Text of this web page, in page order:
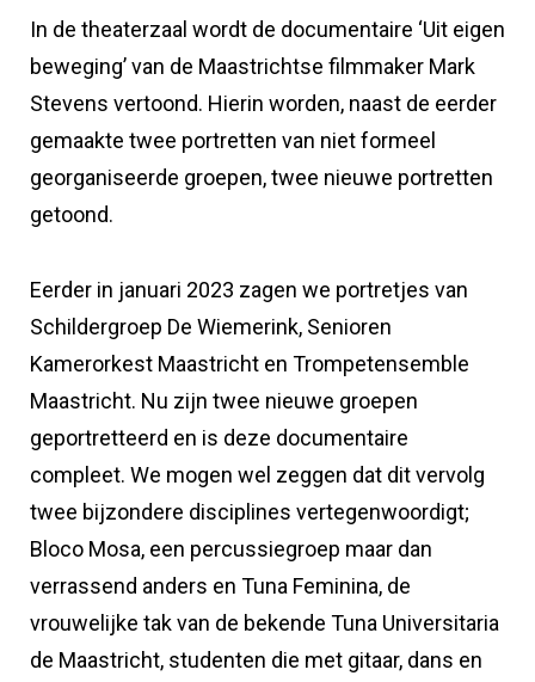
In de theaterzaal wordt de documentaire ‘Uit eigen
beweging’ van de Maastrichtse filmmaker Mark
Stevens vertoond. Hierin worden, naast de eerder
gemaakte twee portretten van niet formeel
georganiseerde groepen, twee nieuwe portretten
getoond.
Eerder in januari 2023 zagen we portretjes van
Schildergroep De Wiemerink, Senioren
Kamerorkest Maastricht en Trompetensemble
Maastricht. Nu zijn twee nieuwe groepen
geportretteerd en is deze documentaire
compleet. We mogen wel zeggen dat dit vervolg
twee bijzondere disciplines vertegenwoordigt;
Bloco Mosa, een percussiegroep maar dan
verrassend anders en Tuna Feminina, de
vrouwelijke tak van de bekende Tuna Universitaria
de Maastricht, studenten die met gitaar, dans en